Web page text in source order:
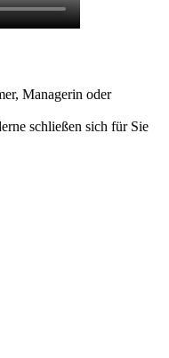
Managerin oder
schließen sich für Sie